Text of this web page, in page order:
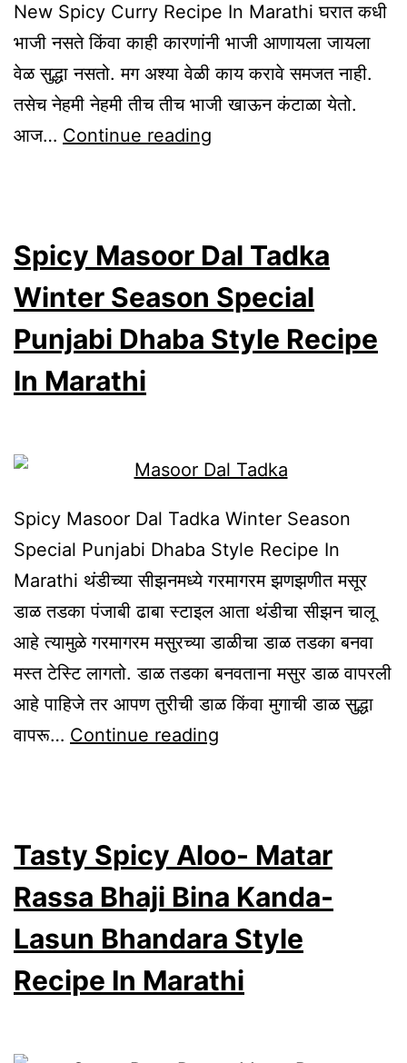
New Spicy Curry Recipe In Marathi घरात कधी
भाजी नसते किंवा काही कारणांनी भाजी आणायला जायला
वेळ सुद्धा नसतो. मग अश्या वेळी काय करावे समजत नाही.
तसेच नेहमी नेहमी तीच तीच भाजी खाऊन कंटाळा येतो.
आज… Continue reading
Cup
Besan
New
Spicy
Marathi
Spicy Masoor Dal Tadka
Winter Season Special
Punjabi Dhaba Style Recipe
In Marathi
Spicy Masoor Dal Tadka Winter Season
Special Punjabi Dhaba Style Recipe In
Marathi थंडीच्या सीझनमध्ये गरमागरम झणझणीत मसूर
डाळ तडका पंजाबी ढाबा स्टाइल आता थंडीचा सीझन चालू
आहे त्यामुळे गरमागरम मसुरच्या डाळीचा डाळ तडका बनवा
मस्त टेस्टि लागतो. डाळ तडका बनवताना मसुर डाळ वापरली
आहे पाहिजे तर आपण तुरीची डाळ किंवा मुगाची डाळ सुद्धा
वापरू… Continue reading
Winter
Season
Punjabi
Dhaba
Tasty Spicy Aloo- Matar
Rassa Bhaji Bina Kanda-
Lasun Bhandara Style
Recipe In Marathi